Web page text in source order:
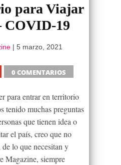
para Viajar
COVID-19
| 5 marzo, 2021
0 COMENTARIOS
para entrar en territorio
tenido muchas preguntas
que tienen idea o
el país, creo que no
lo que necesitan y
Magazine, siempre